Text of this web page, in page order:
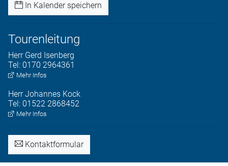
In Kalender speichern
Tourenleitung
Herr Gerd Isenberg
Tel: 0170 2964361
Mehr Infos
Herr Johannes Kock
Tel: 01522 2868452
Mehr Infos
Kontaktformular